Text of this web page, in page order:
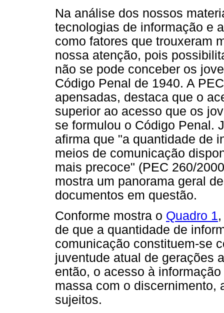
Na análise dos nossos
tecnologias de informação e
como fatores que trouxeram
nossa atenção, pois
não se pode conceber os
Código Penal de 1940. A
apensadas, destaca que o
superior ao acesso que os
se formulou o Código Penal.
afirma que "a quantidade de
meios de comunicação
mais precoce" (PEC 260/
mostra um panorama geral
documentos em questão.
Conforme mostra o Quadro 1
de que a quantidade de
comunicação constituem-se
juventude atual de gerações
então, o acesso à
massa com o discernimento,
sujeitos.